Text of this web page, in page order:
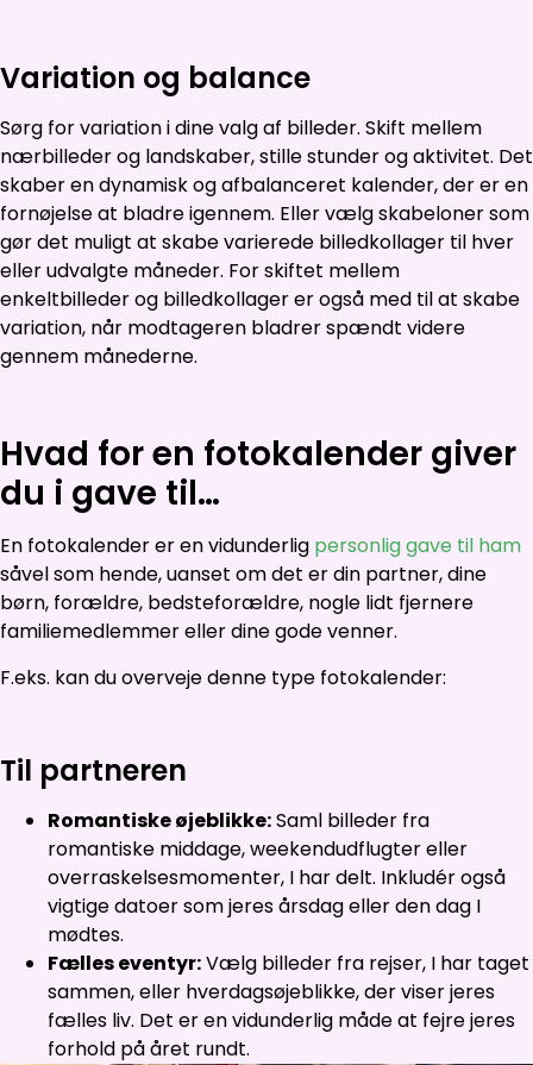
Variation og balance
Sørg for variation i dine valg af billeder. Skift mellem
nærbilleder og landskaber, stille stunder og aktivitet. Det
skaber en dynamisk og afbalanceret kalender, der er en
fornøjelse at bladre igennem. Eller vælg skabeloner som
gør det muligt at skabe varierede billedkollager til hver
eller udvalgte måneder. For skiftet mellem
enkeltbilleder og billedkollager er også med til at skabe
variation, når modtageren bladrer spændt videre
gennem månederne.
Hvad for en fotokalender giver
du i gave til…
En fotokalender er en vidunderlig personlig gave til ham
såvel som hende, uanset om det er din partner, dine
børn, forældre, bedsteforældre, nogle lidt fjernere
familiemedlemmer eller dine gode venner.
F.eks. kan du overveje denne type fotokalender:
Til partneren
Romantiske øjeblikke:Saml billeder fra
romantiske middage, weekendudflugter eller
overraskelsesmomenter, I har delt. Inkludér også
vigtige datoer som jeres årsdag eller den dag I
mødtes.
Fælles eventyr:Vælg billeder fra rejser, I har taget
sammen, eller hverdagsøjeblikke, der viser jeres
fælles liv. Det er en vidunderlig måde at fejre jeres
forhold på året rundt.